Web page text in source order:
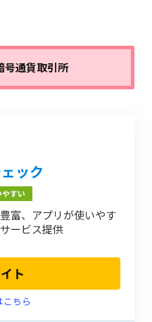
号通貨取引所
ック
すい
富、アプリが使いやす
ービス提供
ト
ちら